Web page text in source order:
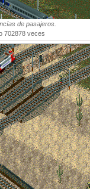
de pasajeros.
702878 veces